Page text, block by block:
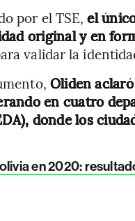
por el TSE,el
original y en
validar la
Oliden
en cuatro
donde los
en 2020: